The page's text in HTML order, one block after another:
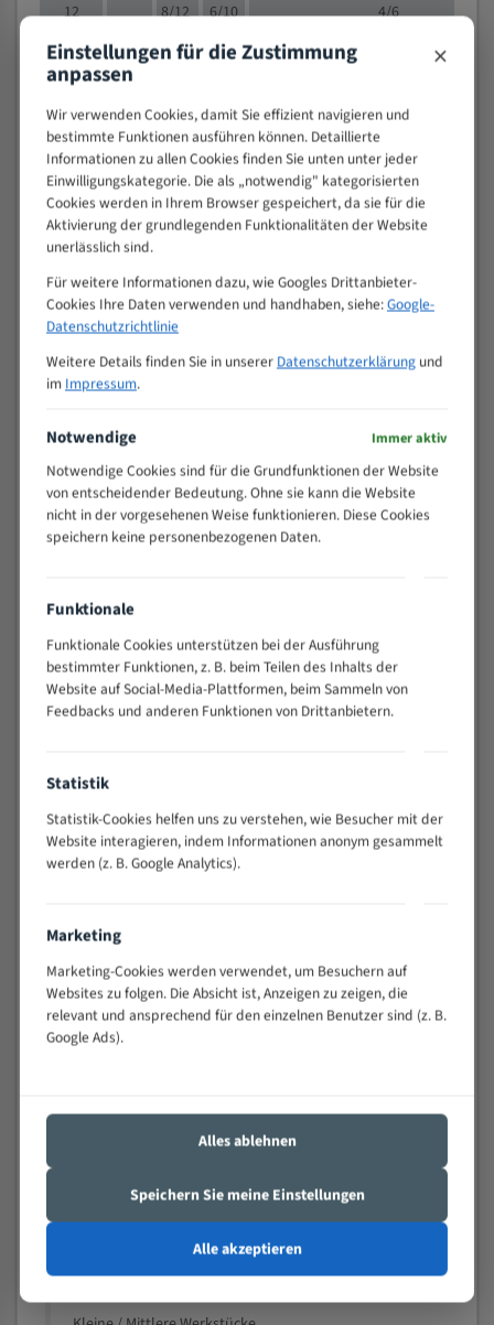
12
8/12 6/10
4/6
8/12 6/10
20
50
4/5
80
> 100
VOLLMATERIAL
Zoll (ZpZ))
>
25
10/14
15 - 40
8/12
25 - 50
50 - 120
80 - 180
3/4
130 -
350
2/3
150 -
600
> 500
0,75/1,25
Vorteile:
Vielseitiges Bandsägeblatt für verschiedenste
Widerstandsfähig gegen Zahnbruch auch bei
schwierigen Werkstücken (Materialmischung,
wechselnde Verbindungslängen)
Sehr geringe Vibration
Technische Beschreibung:
Positiver Spanwinkel
Bandkörper aus hochlegiertem Federstahl
Legierte HSS-beschichtete Zahnspitzen
Nichteisenmetalle
Einstellungen für die Zustimmung
anpassen ×
Wir verwenden Cookies, damit Sie effizient navigieren und
bestimmte Funktionen ausführen können. Detaillierte
Informationen zu allen Cookies finden Sie unten unter jeder
Einwilligungskategorie. Die als „notwendig" kategorisierten
Cookies werden in Ihrem Browser gespeichert, da sie für die
Aktivierung der grundlegenden Funktionalitäten der Website
unerlässlich sind.
Für weitere Informationen dazu, wie Googles Drittanbieter-
Cookies Ihre Daten verwenden und handhaben, siehe:Google-
Datenschutzrichtlinie
Weitere Details finden Sie in unserer Datenschutzerklärungund
im Impressum.
Notwendige Immer aktiv
Notwendige Cookies sind für die Grundfunktionen der Website
von entscheidender Bedeutung. Ohne sie kann die Website
nicht in der vorgesehenen Weise funktionieren. Diese Cookies
speichern keine personenbezogenen Daten.
Funktionale
Funktionale Cookies unterstützen bei der Ausführung
bestimmter Funktionen, z. B. beim Teilen des Inhalts der
Website auf Social-Media-Plattformen, beim Sammeln von
Feedbacks und anderen Funktionen von Drittanbietern.
Statistik
Statistik-Cookies helfen uns zu verstehen, wie Besucher mit der
Website interagieren, indem Informationen anonym gesammelt
werden (z. B. Google Analytics).
Marketing
Marketing-Cookies werden verwendet, um Besuchern auf
Websites zu folgen. Die Absicht ist, Anzeigen zu zeigen, die
relevant und ansprechend für den einzelnen Benutzer sind (z. B.
Google Ads).
Alles ablehnen
Speichern Sie meine Einstellungen
Alle akzeptieren